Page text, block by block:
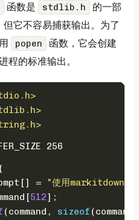
函数是 stdlib.h
的一部
它不容易捕获输出。为了
popen
函数，它会创建
程的标准输出。
256
=
"使用markitdown
512];
(command, sizeof